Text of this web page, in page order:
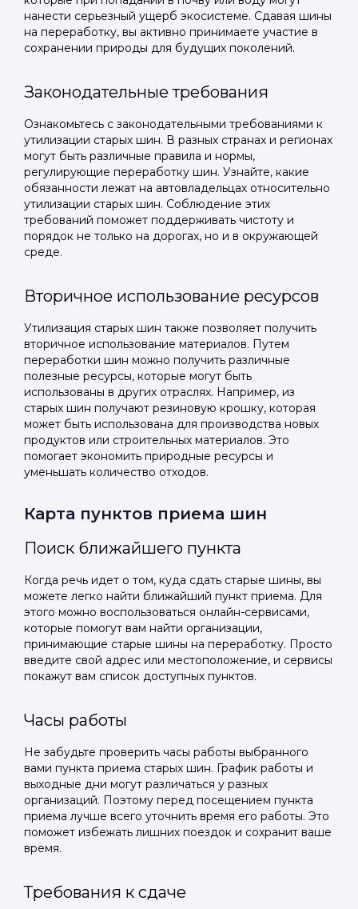
нанести серьезный ущерб экосистеме. Сдавая шины
на переработку, вы активно принимаете участие в
сохранении природы для будущих поколений.
Законодательные требования
Ознакомьтесь с законодательными требованиями к
утилизации старых шин. В разных странах и регионах
могут быть различные правила и нормы,
регулирующие переработку шин. Узнайте, какие
обязанности лежат на автовладельцах относительно
утилизации старых шин. Соблюдение этих
требований поможет поддерживать чистоту и
порядок не только на дорогах, но и в окружающей
среде.
Вторичное использование ресурсов
Утилизация старых шин также позволяет получить
вторичное использование материалов. Путем
переработки шин можно получить различные
полезные ресурсы, которые могут быть
использованы в других отраслях. Например, из
старых шин получают резиновую крошку, которая
может быть использована для производства новых
продуктов или строительных материалов. Это
помогает экономить природные ресурсы и
уменьшать количество отходов.
Карта пунктов приема шин
Поиск ближайшего пункта
Когда речь идет о том, куда сдать старые шины, вы
можете легко найти ближайший пункт приема. Для
этого можно воспользоваться онлайн-сервисами,
которые помогут вам найти организации,
принимающие старые шины на переработку. Просто
введите свой адрес или местоположение, и сервисы
покажут вам список доступных пунктов.
Часы работы
Не забудьте проверить часы работы выбранного
вами пункта приема старых шин. График работы и
выходные дни могут различаться у разных
организаций. Поэтому перед посещением пункта
приема лучше всего уточнить время его работы. Это
поможет избежать лишних поездок и сохранит ваше
время.
Требования к сдаче